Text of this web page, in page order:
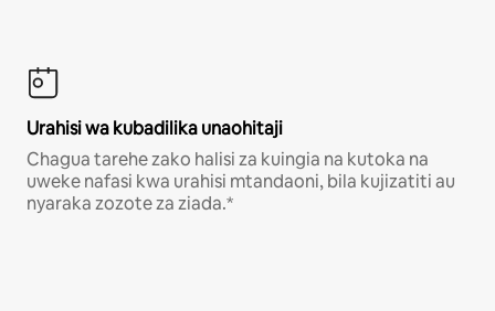
Urahisi wa kubadilika unaohitaji
Chagua tarehe zako halisi za kuingia na kutoka na
uweke nafasi kwa urahisi mtandaoni, bila kujizatiti au
nyaraka zozote za ziada.*